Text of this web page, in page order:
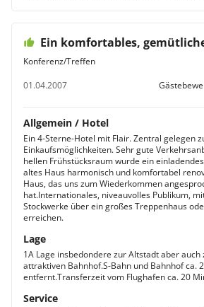
Ein komfortables,
Konferenz/Treffen
01.04.2007
Allgemein / Hotel
Ein 4-Sterne-Hotel mit Flair. Zentral gelegen
Einkaufsmöglichkeiten. Sehr gute
hellen Frühstücksraum wurde ein
altes Haus harmonisch und komfortabel
Haus, das uns zum Wiederkommen
hat.Internationales, niveauvolles Publikum,
Stockwerke über ein großes Treppenhaus
erreichen.
Lage
1A Lage insbedondere zur Altstadt aber auch
attraktiven Bahnhof.S-Bahn und Bahnhof ca.
entfernt.Transferzeit vom Flughafen ca. 20
Service